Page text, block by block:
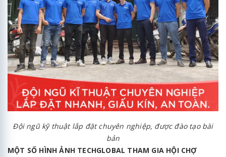
Đội ngũ kỹ thuật lắp đặt chuyên nghiệp, được đào tạo bài
bản
MỘT SỐ HÌNH ẢNH TECHGLOBAL THAM GIA HỘI CHỢ